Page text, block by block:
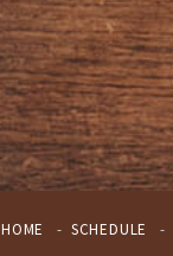
HOME SCHEDULE